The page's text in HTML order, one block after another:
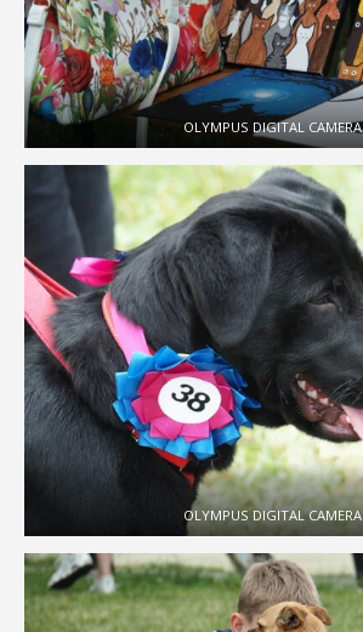
OLYMPUS DIGITAL CAMERA
OLYMPUS DIGITAL CAMERA